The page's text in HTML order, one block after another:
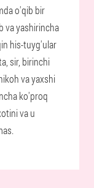
o'qib bir
va yashirincha
his-tuyg'ular
sir, birinchi
va yaxshi
ko'proq
va u